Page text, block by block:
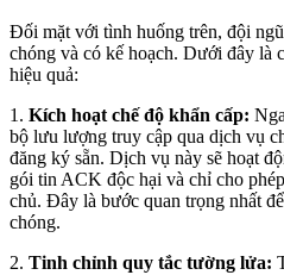
Đối mặt với tình huống trên, đội
chóng và có kế hoạch. Dưới đây là
hiệu quả:
1. Kích hoạt chế độ khẩn cấp:
bộ lưu lượng truy cập qua dịch vụ
đăng ký sẵn. Dịch vụ này sẽ hoạt
gói tin ACK độc hại và chỉ cho
chủ. Đây là bước quan trọng nhất
chóng.
2. Tinh chỉnh quy tắc tường lửa: